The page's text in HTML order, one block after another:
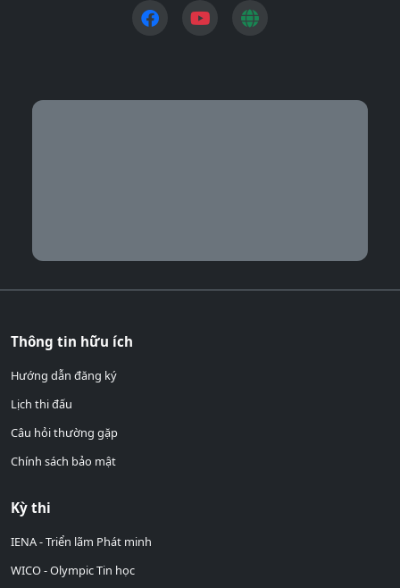
Thông tin hữu ích
Hướng dẫn đăng ký
Lịch thi đấu
Câu hỏi thường gặp
Chính sách bảo mật
Kỳ thi
IENA - Triển lãm Phát minh
WICO - Olympic Tin học